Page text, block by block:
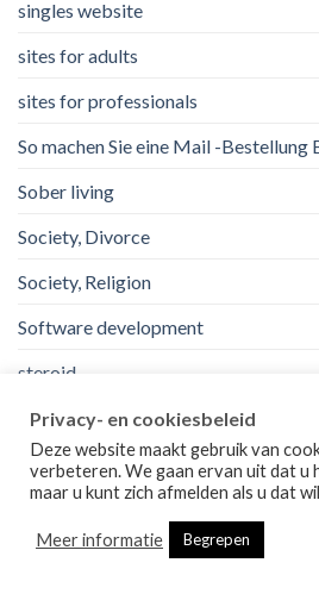
singles website
sites for adults
sites for professionals
So machen Sie eine Mail -Bestellung
Sober living
Society, Divorce
Society, Religion
Software development
steroid
top mail order bride sites.
uk
Privacy- en cookiesbeleid
Deze website maakt gebruik van
verbeteren. We gaan ervan uit dat u
maar u kunt zich afmelden als u dat
Meer informatie Begrepen